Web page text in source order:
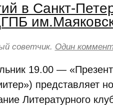
в Санкт-
советчик. Один
19.00 —
представляет
Литературного